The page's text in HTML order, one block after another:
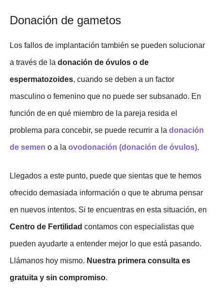
Donación de gametos
Los fallos de implantación también se pueden solucionar
a través de la donación de óvulos o de
espermatozoides, cuando se deben a un factor
masculino o femenino que no puede ser subsanado. En
función de en qué miembro de la pareja resida el
problema para concebir, se puede recurrir a la donación
de semen o a la ovodonación (donación de óvulos).
Llegados a este punto, puede que sientas que te hemos
ofrecido demasiada información o que te abruma pensar
en nuevos intentos. Si te encuentras en esta situación, en
Centro de Fertilidad contamos con especialistas que
pueden ayudarte a entender mejor lo que está pasando.
Llámanos hoy mismo. Nuestra primera consulta es
gratuita y sin compromiso.